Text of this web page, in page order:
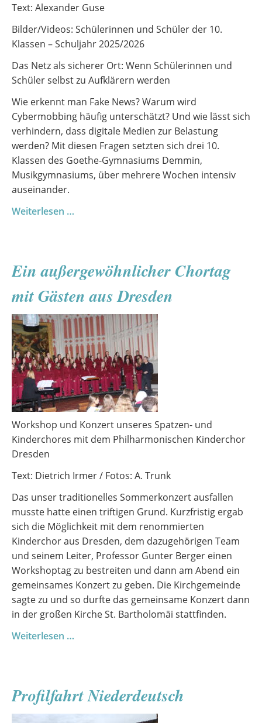
Text: Alexander Guse
Bilder/Videos: Schülerinnen und Schüler der 10.
Klassen – Schuljahr 2025/2026
Das Netz als sicherer Ort: Wenn Schülerinnen und
Schüler selbst zu Aufklärern werden
Wie erkennt man Fake News? Warum wird
Cybermobbing häufig unterschätzt? Und wie lässt sich
verhindern, dass digitale Medien zur Belastung
werden? Mit diesen Fragen setzten sich drei 10.
Klassen des Goethe-Gymnasiums Demmin,
Musikgymnasiums, über mehrere Wochen intensiv
auseinander.
Weiterlesen …
ein
Medienprojekt
der
10.
Klassen
Ein außergewöhnlicher Chortag
mit Gästen aus Dresden
Workshop und Konzert unseres Spatzen- und
Kinderchores mit dem Philharmonischen Kinderchor
Dresden
Text: Dietrich Irmer / Fotos: A. Trunk
Das unser traditionelles Sommerkonzert ausfallen
musste hatte einen triftigen Grund. Kurzfristig ergab
sich die Möglichkeit mit dem renommierten
Kinderchor aus Dresden, dem dazugehörigen Team
und seinem Leiter, Professor Gunter Berger einen
Workshoptag zu bestreiten und dann am Abend ein
gemeinsames Konzert zu geben. Die Kirchgemeinde
sagte zu und so durfte das gemeinsame Konzert dann
in der großen Kirche St. Bartholomäi stattfinden.
Weiterlesen …
Gästen
Profilfahrt Niederdeutsch